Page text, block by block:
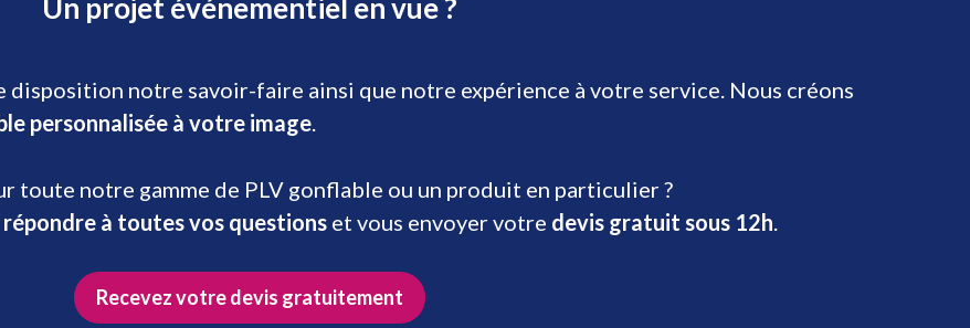
Un projet événementiel en vue ?
disposition notre savoir-faire ainsi que notre expérience à votre service. Nous créons
personnalisée à votre image
toute notre gamme de PLV gonflable ou un produit en particulier ?
répondre à toutes vos questions et vous envoyer votre devis gratuit sous 12h
Recevez votre devis gratuitement